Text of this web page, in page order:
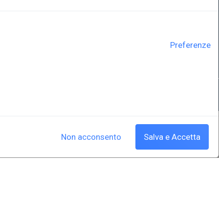
Preferenze
Non acconsento Salva e Accetta